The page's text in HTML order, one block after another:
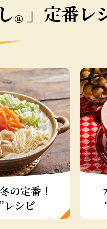
® 」定番レ
の定番！
レシピ